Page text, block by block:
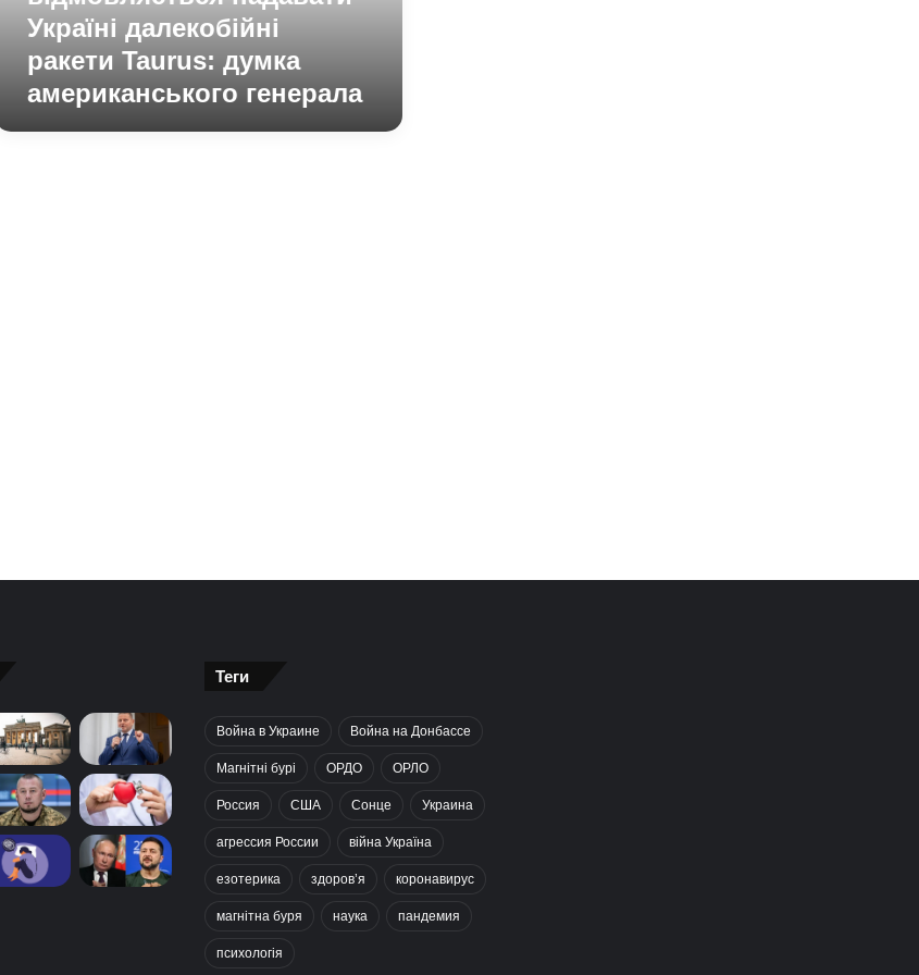
думка
американського
генерала
Україні далекобійні
ракети Taurus: думка
американського генерала
Теги
Война в Украине Война на Донбассе
Магнітні бурі ОРДО ОРЛО
Россия США Сонце Украина
агрессия России війна Україна
езотерика здоров’я коронавирус
магнітна буря наука пандемия
психологія